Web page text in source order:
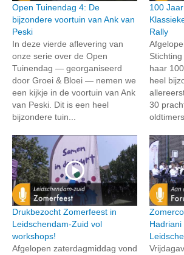
Open Tuinendag 4: De
bijzondere voortuin van Ank van
Peski
In deze vierde aflevering van
onze serie over de Open
Tuinendag — georganiseerd
door Groei & Bloei — nemen we
een kijkje in de voortuin van Ank
van Peski. Dit is een heel
bijzondere tuin...
100
Rally
haar
heel
30
Drukbezocht Zomerfeest in
Leidschendam-Zuid vol
workshops!
Afgelopen zaterdagmiddag vond
Hadriani